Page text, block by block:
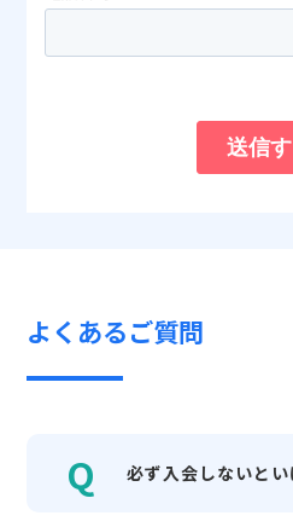
よくあるご質問
必ず入会しないとい